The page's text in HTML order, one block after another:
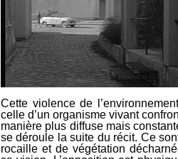
Cette violence de
celle d’un organisme vivant
manière plus diffuse mais
se déroule la suite du récit. Ce
rocaille et de végétation